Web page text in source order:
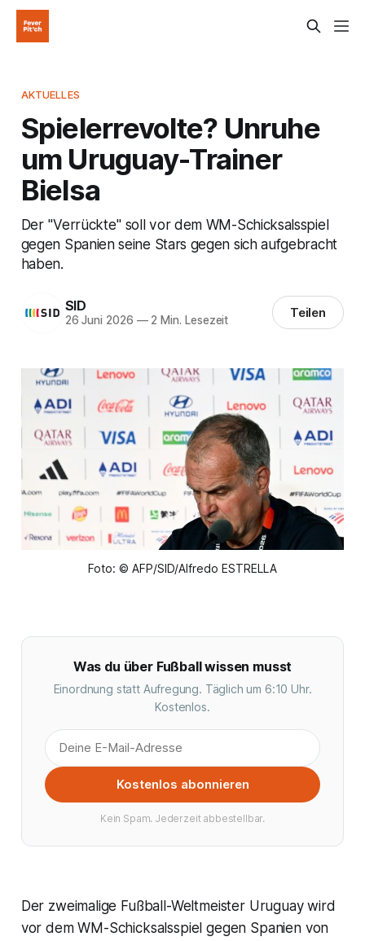
AKTUELLES
Spielerrevolte? Unruhe
um Uruguay-Trainer
Bielsa
Der "Verrückte" soll vor dem WM-Schicksalsspiel
gegen Spanien seine Stars gegen sich aufgebracht
haben.
SID
26 Juni 2026 —2 Min. Lesezeit Teilen
Foto: © AFP/SID/Alfredo ESTRELLA
Was du über Fußball wissen musst
Einordnung statt Aufregung. Täglich um 6:10 Uhr.
Kostenlos.
Kostenlos abonnieren
Kein Spam. Jederzeit abbestellbar.
Der zweimalige Fußball-Weltmeister Uruguay wird
vor dem WM-Schicksalsspiel gegen Spanien von